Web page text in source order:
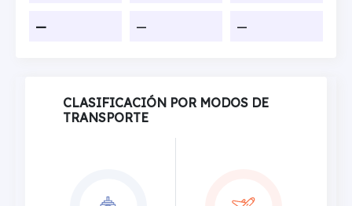
— — —
CLASIFICACIÓN POR MODOS DE
TRANSPORTE